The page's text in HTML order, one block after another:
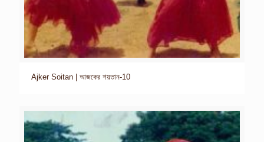
Ajker Soitan | আজকের শয়তান-10